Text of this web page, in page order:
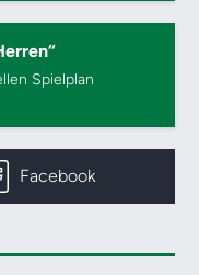
Spielplan
Facebook